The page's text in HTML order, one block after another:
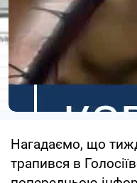
Нагадаємо, що
трапився в